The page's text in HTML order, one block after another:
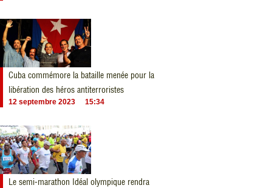
Cuba commémore la bataille menée pour la
libération des héros antiterroristes
12 septembre 2023 15:34
Le semi-marathon Idéal olympique rendra